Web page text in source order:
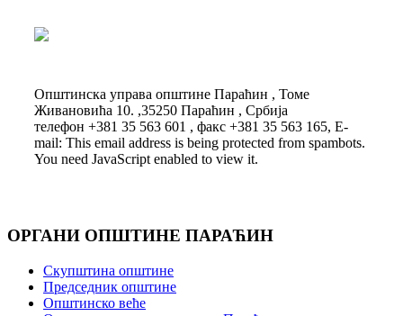
Општинска управа општине Параћин , Томе
Живановића 10. ,35250 Параћин , Србија
телефон +381 35 563 601 , факс +381 35 563 165, E-
mail: This email address is being protected from spambots.
You need JavaScript enabled to view it.
ОРГАНИ ОПШТИНЕ ПАРАЋИН
Скупштина општине
Председник општине
Општинско веће